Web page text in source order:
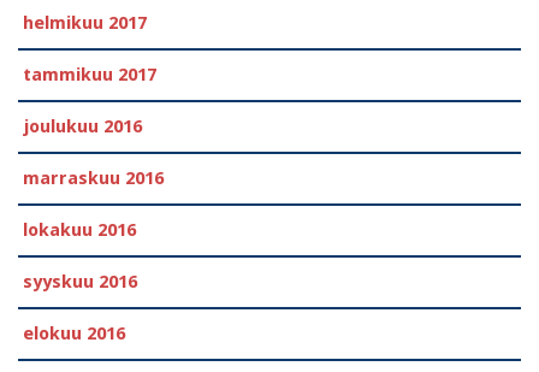
helmikuu 2017
tammikuu 2017
joulukuu 2016
marraskuu 2016
lokakuu 2016
syyskuu 2016
elokuu 2016